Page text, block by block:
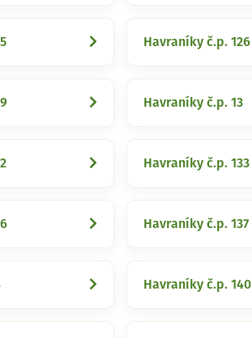
Havraníky č.p. 126
Havraníky č.p. 13
Havraníky č.p. 133
Havraníky č.p. 137
Havraníky č.p. 140